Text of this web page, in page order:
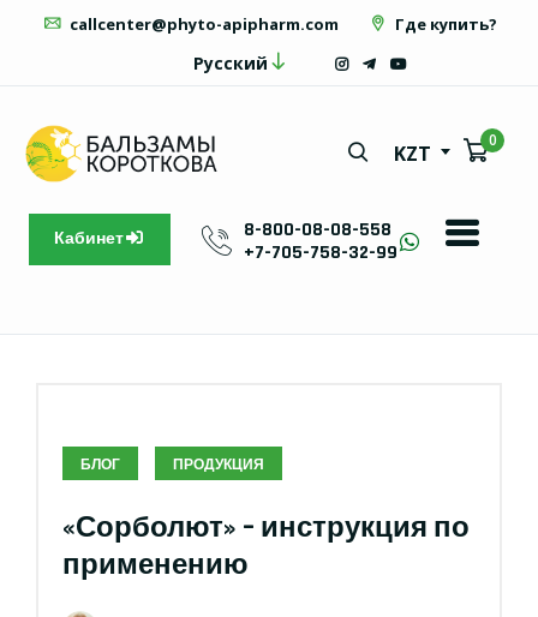
callcenter@phyto-apipharm.com Где купить?
Русский
KZT
0
Кабинет
8-800-08-08-558
+7-705-758-32-99
БЛОГ ПРОДУКЦИЯ
«Сорболют» – инструкция по
применению